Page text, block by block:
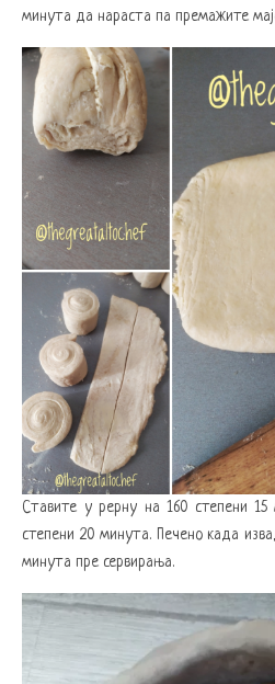
минута да нараста па премажите
Ставите у рерну на 160 степени
степени 20 минута. Печено када
минута пре сервирања.